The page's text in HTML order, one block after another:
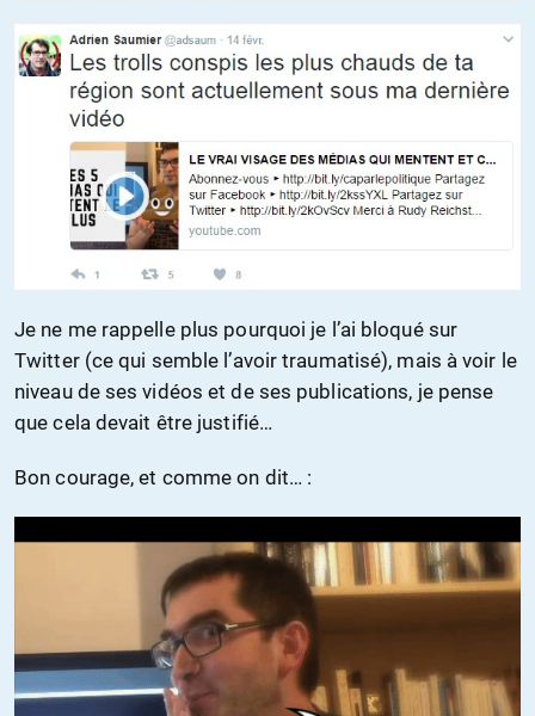
Je ne me rappelle plus pourquoi je l’ai bloqué sur
Twitter (ce qui semble l’avoir traumatisé), mais à voir le
niveau de ses vidéos et de ses publications, je pense
que cela devait être justifié…
Bon courage, et comme on dit… :